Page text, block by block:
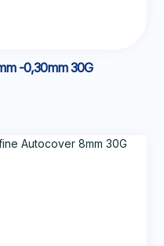
-0,30mm 30G